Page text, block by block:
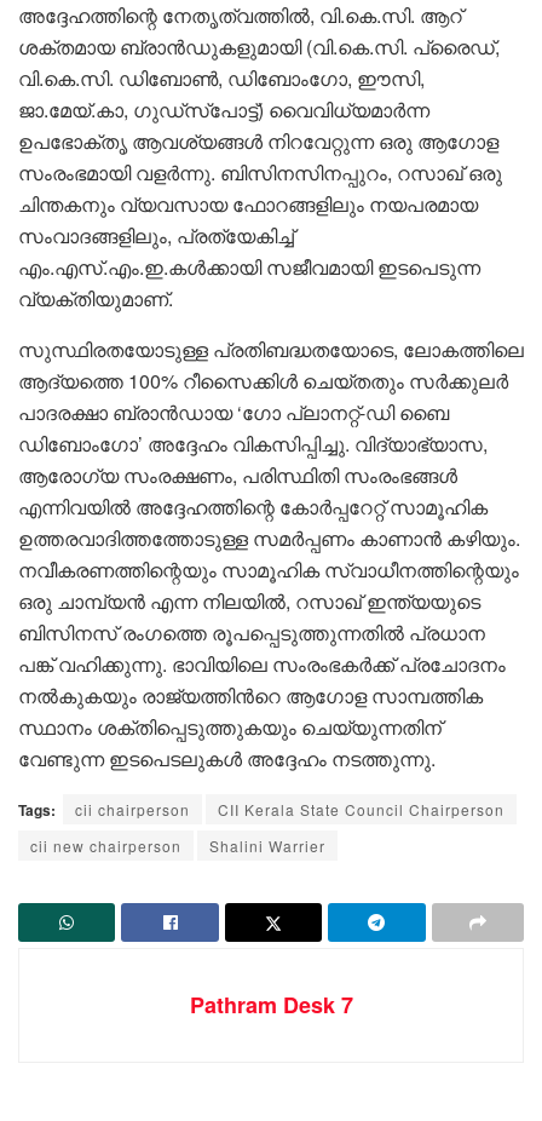
അദ്ദേഹത്തിന്റെ നേതൃത്വത്തിൽ, വി.കെ.സി. ആറ്
ശക്തമായ ബ്രാൻഡുകളുമായി (വി.കെ.സി. പ്രൈഡ്,
വി.കെ.സി. ഡിബോൺ, ഡിബോംഗോ, ഈസി,
ജാ.മേയ്.കാ, ഗുഡ്‌സ്പോട്ട്) വൈവിധ്യമാർന്ന
ഉപഭോക്തൃ ആവശ്യങ്ങൾ നിറവേറ്റുന്ന ഒരു ആഗോള
സംരംഭമായി വളർന്നു. ബിസിനസിനപ്പുറം, റസാഖ് ഒരു
ചിന്തകനും വ്യവസായ ഫോറങ്ങളിലും നയപരമായ
സംവാദങ്ങളിലും, പ്രത്യേകിച്ച്
എം.എസ്.എം.ഇ.കൾക്കായി സജീവമായി ഇടപെടുന്ന
വ്യക്തിയുമാണ്.
സുസ്ഥിരതയോടുള്ള പ്രതിബദ്ധതയോടെ, ലോകത്തിലെ
ആദ്യത്തെ 100% റീസൈക്കിൾ ചെയ്തതും സർക്കുലർ
പാദരക്ഷാ ബ്രാൻഡായ ‘ഗോ പ്ലാനറ്റ്-ഡി ബൈ
ഡിബോംഗോ’ അദ്ദേഹം വികസിപ്പിച്ചു. വിദ്യാഭ്യാസ,
ആരോഗ്യ സംരക്ഷണം, പരിസ്ഥിതി സംരംഭങ്ങൾ
എന്നിവയിൽ അദ്ദേഹത്തിന്റെ കോർപ്പറേറ്റ് സാമൂഹിക
ഉത്തരവാദിത്തത്തോടുള്ള സമർപ്പണം കാണാൻ കഴിയും.
നവീകരണത്തിന്റെയും സാമൂഹിക സ്വാധീനത്തിന്റെയും
ഒരു ചാമ്പ്യൻ എന്ന നിലയിൽ, റസാഖ് ഇന്ത്യയുടെ
ബിസിനസ് രംഗത്തെ രൂപപ്പെടുത്തുന്നതിൽ പ്രധാന
പങ്ക് വഹിക്കുന്നു. ഭാവിയിലെ സംരംഭകർക്ക് പ്രചോദനം
നൽകുകയും രാജ്യത്തിന്‍റെ ആഗോള സാമ്പത്തിക
സ്ഥാനം ശക്തിപ്പെടുത്തുകയും ചെയ്യുന്നതിന്
വേണ്ടുന്ന ഇടപെടലുകൾ അദ്ദേഹം നടത്തുന്നു.
Tags: cii chairperson
CII Kerala State Council Chairperson
cii new chairperson
Shalini Warrier
Pathram Desk 7